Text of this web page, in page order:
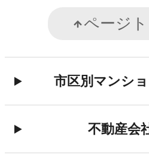
ページ
市区別マンシ
不動産会